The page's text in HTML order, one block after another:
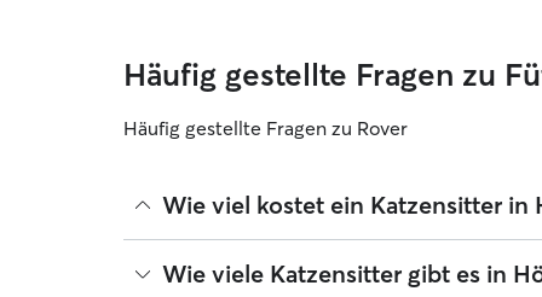
Häufig gestellte Fragen zu
Häufig gestellte Fragen zu Rover
Wie viel kostet ein Katzensitter in
Katzensitter können ihre Preise bei Rover frei
betragen seit August 2026 etwa 13 pro Nacht,
Wie viele Katzensitter gibt es in